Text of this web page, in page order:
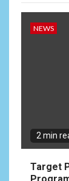
NEWS
2 min
Target